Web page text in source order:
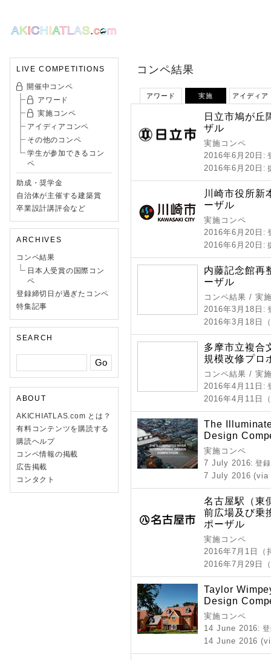
LIVE COMPETITIONS
開催中コンペ
アワード
実施コンペ
アイディアコンペ
その他のコンペ
学生が参加できるコン
ペ
助成・奨学金
自治体が主催する建築賞
卒業設計講評会など
ARCHIVES
コンペ結果
日本人受賞の国際コン
ペ
登録締切日が過ぎたコンペ
特集記事
SEARCH
ABOUT
AKICHIATLAS.com とは？
有料コンテンツを購読する
購読ヘルプ
コンペ情報の掲載
広告掲載
コンタクト
コンペ結果
アイディア
実施
アワード
日立市鳩が丘
ザル
実施コンペ
2016年6月20日 :
2016年6月20日 :
川崎市役所新
ーザル
実施コンペ
2016年6月20日 :
2016年6月20日 :
内藤記念館再
ーザル
コンペ結果 / 実
2016年3月18日 :
2016年3月18日
多摩市立複合
規模改修プロ
コンペ結果 / 実
2016年4月11日 :
2016年4月11日
The
Design
実施コンペ
7 July 2016: 登
7 July 2016
名古屋駅（東
前広場及び乗
ポーザル
実施コンペ
2016年7月1日（
2016年7月29日
Taylor
Design
実施コンペ
14 June 2016:
14 June 2016